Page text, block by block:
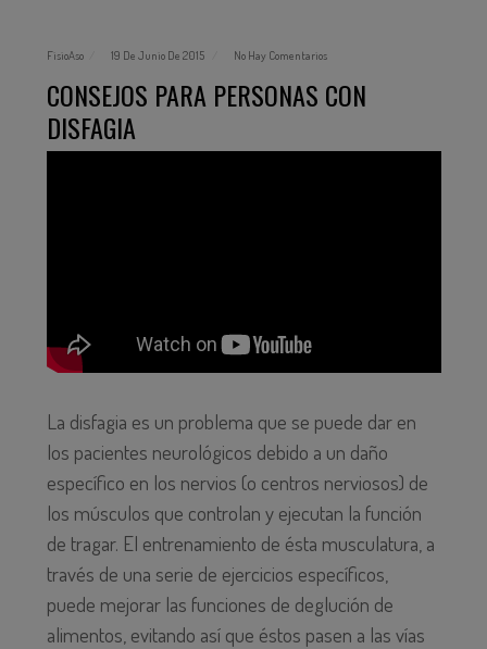
FisioAso 19 De Junio De 2015 No Hay Comentarios
CONSEJOS PARA PERSONAS CON
DISFAGIA
La disfagia es un problema que se puede dar en
los pacientes neurológicos debido a un daño
específico en los nervios (o centros nerviosos) de
los músculos que controlan y ejecutan la función
de tragar. El entrenamiento de ésta musculatura, a
través de una serie de ejercicios específicos,
puede mejorar las funciones de deglución de
alimentos, evitando así que éstos pasen a las vías